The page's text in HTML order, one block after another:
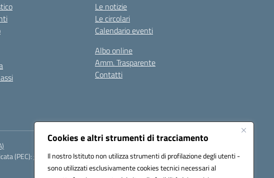
Cookies e altri strumenti di tracciamento
Il nostro Istituto non utilizza strumenti di profilazione degli utenti -
sono utilizzati esclusivamente cookies tecnici necessari al
Le notizie
Le circolari
Calendario eventi
Albo online
Amm. Trasparente
Contatti
(PEC):saic878008@pec.istruzione.it